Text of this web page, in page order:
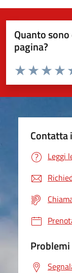
Quanto
pagina?
Valuta da 1 a 5
Valuta 3
Valuta 2
Valuta 1 stelle
Contatta
Leggi